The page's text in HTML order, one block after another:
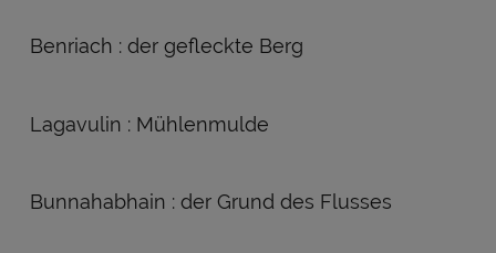
Benriach : der gefleckte Berg
Lagavulin : Mühlenmulde
Bunnahabhain : der Grund des Flusses